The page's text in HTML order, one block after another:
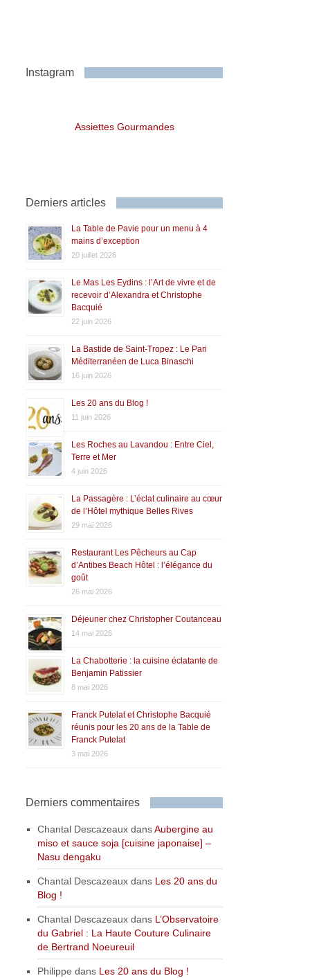
Instagram
Assiettes Gourmandes
Derniers articles
La Table de Pavie pour un menu à 4
mains d’exception
20 juillet 2026
Le Mas Les Eydins : l’Art de vivre et de
recevoir d’Alexandra et Christophe
Bacquié
22 juin 2026
La Bastide de Saint-Tropez : Le Pari
Méditerranéen de Luca Binaschi
16 juin 2026
Les 20 ans du Blog !
11 juin 2026
Les Roches au Lavandou : Entre Ciel,
Terre et Mer
4 juin 2026
La Passagère : L’éclat culinaire au cœur
de l’Hôtel mythique Belles Rives
29 mai 2026
Restaurant Les Pêcheurs au Cap
d’Antibes Beach Hôtel : l’élégance du
goût
26 mai 2026
Déjeuner chez Christopher Coutanceau
14 mai 2026
La Chabotterie : la cuisine éclatante de
Benjamin Patissier
8 mai 2026
Franck Putelat et Christophe Bacquié
réunis pour les 20 ans de la Table de
Franck Putelat
3 mai 2026
Derniers commentaires
Chantal Descazeaux dansAubergine au
miso et sauce soja [cuisine japonaise] –
Nasu dengaku
Chantal Descazeaux dans Les 20 ans du
Blog !
Chantal Descazeaux dans L’Observatoire
du Gabriel : La Haute Couture Culinaire
de Bertrand Noeureuil
Philippe dans Les 20 ans du Blog !